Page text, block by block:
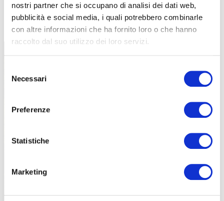
nostri partner che si occupano di analisi dei dati web,
pubblicità e social media, i quali potrebbero combinarle
con altre informazioni che ha fornito loro o che hanno
raccolto dal suo utilizzo dei loro servizi.
delNecessari
Preferenze
Statistiche
Marketing
TUTTE LE CATEGORIE DEL MAGAZINE